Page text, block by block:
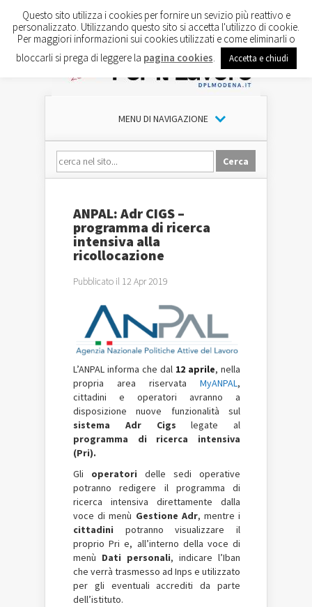
MENU DI NAVIGAZIONE
ANPAL: Adr CIGS –
programma di ricerca
intensiva alla
ricollocazione
Pubblicato il 12 Apr 2019
L’ANPAL informa che dal 12 aprile, nella
propria area riservata MyANPAL,
cittadini e operatori avranno a
disposizione nuove
funzionalità sul
sistema Adr Cigs legate al
programma di ricerca intensiva
(Pri).
Gli operatori delle sedi operative
potranno redigere il programma di
ricerca intensiva direttamente dalla
voce di menù Gestione Adr, mentre i
cittadini potranno visualizzare il
proprio Pri e, all’interno della voce di
menù Dati personali, indicare l’Iban
che verrà trasmesso ad Inps e utilizzato
per gli eventuali accrediti da parte
dell’istituto.
Questo sito utilizza i cookies per fornire un sevizio più reattivo e
personalizzato. Utilizzando questo sito si accetta l'utilizzo di cookie.
Per maggiori informazioni sui cookies utilizzati e come eliminarli o
bloccarli si prega di leggere la pagina cookies Accetta e chiudi